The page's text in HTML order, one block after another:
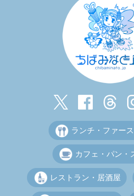
ランチ・ファー
カフェ・パン・
レストラン・居酒屋